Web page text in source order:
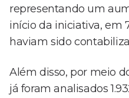
representando um
início da iniciativa, em
haviam sido
Além disso, por meio
já foram analisados